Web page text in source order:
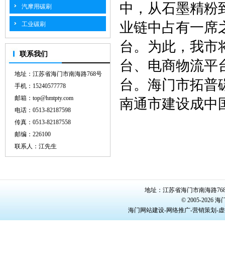
汽摩用碳刷
工业碳刷
联系我们
地址：江苏省海门市南海路768号
手机：15240577778
邮箱：top@hmtpty.com
电话：0513-82187598
传真：0513-82187558
邮编：226100
联系人：江先生
中，从石墨精粉
业链中占有一席
台。为此，我市
台、电商物流平
台。海门市拓普
南通市建设成中
地址：江苏省海门市南海路
© 2005-2026
海门网站建设-网络推广-营销策划-